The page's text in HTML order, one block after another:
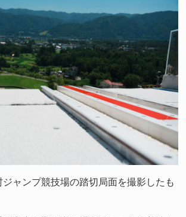
ャンプ競技場の踏切局面を撮影したも